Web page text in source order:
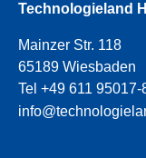
Technologieland
Mainzer Str. 118
65189 Wiesbaden
Tel +49 611 95017-